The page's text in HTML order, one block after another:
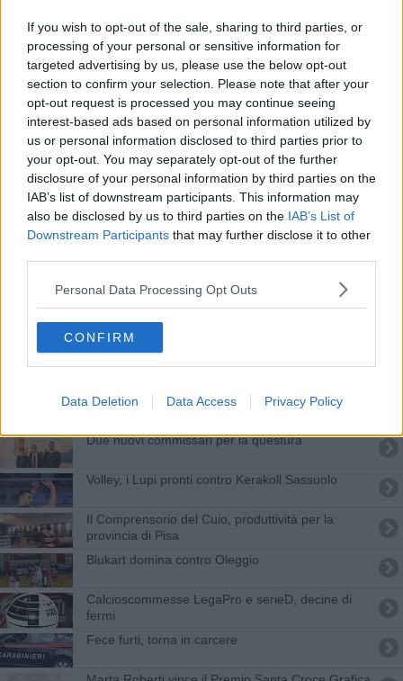
If you wish to opt-out of the sale, sharing to third parties, or
processing of your personal or sensitive information for
targeted advertising by us, please use the below opt-out
section to confirm your selection. Please note that after your
opt-out request is processed you may continue seeing
interest-based ads based on personal information utilized by
us or personal information disclosed to third parties prior to
your opt-out. You may separately opt-out of the further
disclosure of your personal information by third parties on the
IAB’s list of downstream participants. This information may
also be disclosed by us to third parties on the IAB’s List of
Downstream Participants that may further disclose it to other
Personal Data Processing Opt Outs
CONFIRM
Data Deletion Data Access Privacy Policy
Famiglie al Nuovo Teatro Pacini
Ancora manutenzione sulla rete idrica
Arrivederci 2014, un anno dalla A alla Z
La Scala, nuove cabine elettriche
Yuki Ichihashi in mostra a Villa Pacchiani
Montecalvoli in rimonta supera 4-3 il Cascina
Visite gratuite per chi ha difficoltà economiche
​Gli ECOincontri iniziano con Gabriella Greison
Due nuovi commissari per la questura
Volley, i Lupi pronti contro Kerakoll Sassuolo
Il Comprensorio del Cuio, produttività per la
provincia di Pisa
Blukart domina contro Oleggio
​Calcioscommesse LegaPro e serieD, decine di
fermi
Fece furti, torna in carcere